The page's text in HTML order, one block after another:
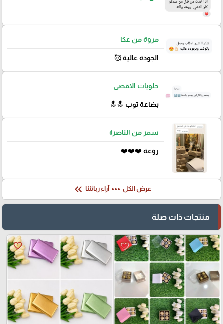
مروة من عكا
الجودة عالية 🥰
حلويات الاقصى
بضاعة توب 🔝🔝
سمر من الناصرة
روعة ❤️❤️❤️
عرض الكل more_horiz آراء زبائننا keyboard_double_arrow_left
منتجات ذات صلة
favorite_border
favorite_border